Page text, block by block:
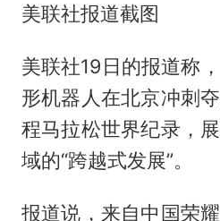
美联社报道截图
美联社19日的报道称
形机器人在北京冲刺
程马拉松世界纪录，
域的“跨越式发展”。
报道说，来自中国荣